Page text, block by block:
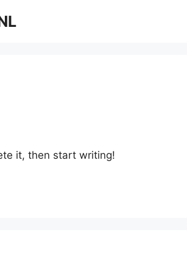
it, then start writing!